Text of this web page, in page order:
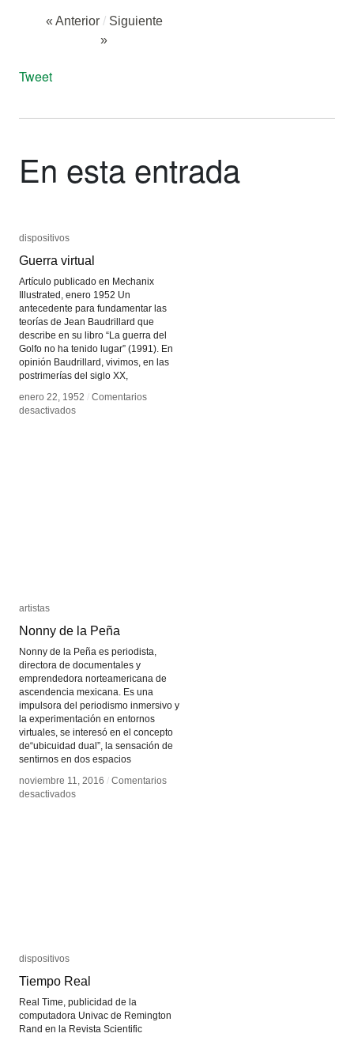
« Anterior / Siguiente
»
Tweet
En esta entrada
dispositivos
Guerra virtual
Artículo publicado en Mechanix
Illustrated, enero 1952 Un
antecedente para fundamentar las
teorías de Jean Baudrillard que
describe en su libro “La guerra del
Golfo no ha tenido lugar” (1991). En
opinión Baudrillard, vivimos, en las
postrimerías del siglo XX,
enero 22, 1952 / Comentarios
desactivadosen
dispositivos
Guerra virtual
enero 22, 1952 / Comentarios
desactivadosen
artistas
Nonny de la Peña
Nonny de la Peña es periodista,
directora de documentales y
emprendedora norteamericana de
ascendencia mexicana. Es una
impulsora del periodismo inmersivo y
la experimentación en entornos
virtuales, se interesó en el concepto
de“ubicuidad dual”, la sensación de
sentirnos en dos espacios
noviembre 11, 2016 / Comentarios
desactivadosen
artistas
Nonny de la Peña
noviembre 11, 2016 / Comentarios
desactivadosen
dispositivos
Tiempo Real
Real Time, publicidad de la
computadora Univac de Remington
Rand en la Revista Scientific
dispositivos
Tiempo Real